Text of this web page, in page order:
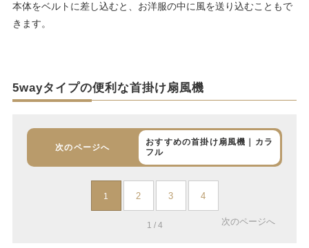
本体をベルトに差し込むと、お洋服の中に風を送り込むこともで
きます。
5wayタイプの便利な首掛け扇風機
次のページへ
おすすめの首掛け扇風機｜カラ
フル
1 2 3 4
1 / 4 次のページへ